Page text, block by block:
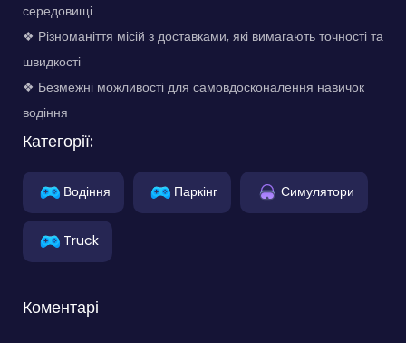
середовищі
❖ Різноманіття місій з доставками, які вимагають точності та
швидкості
❖ Безмежні можливості для самовдосконалення навичок
водіння
Категорії:
Водіння Паркінг Симулятори
Truck
Коментарі